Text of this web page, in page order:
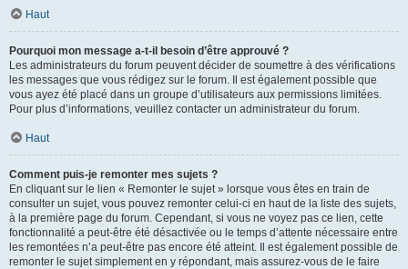
Haut
Pourquoi mon message a-t-il besoin d’être approuvé ?
Les administrateurs du forum peuvent décider de soumettre à des vérifications
les messages que vous rédigez sur le forum. Il est également possible que
vous ayez été placé dans un groupe d’utilisateurs aux permissions limitées.
Pour plus d’informations, veuillez contacter un administrateur du forum.
Haut
Comment puis-je remonter mes sujets ?
En cliquant sur le lien « Remonter le sujet » lorsque vous êtes en train de
consulter un sujet, vous pouvez remonter celui-ci en haut de la liste des sujets,
à la première page du forum. Cependant, si vous ne voyez pas ce lien, cette
fonctionnalité a peut-être été désactivée ou le temps d’attente nécessaire entre
les remontées n’a peut-être pas encore été atteint. Il est également possible de
remonter le sujet simplement en y répondant, mais assurez-vous de le faire